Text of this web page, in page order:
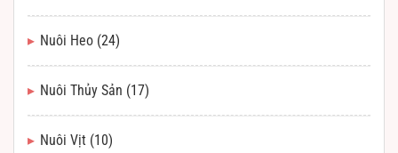
Nuôi Heo (24)
Nuôi Thủy Sản (17)
Nuôi Vịt (10)